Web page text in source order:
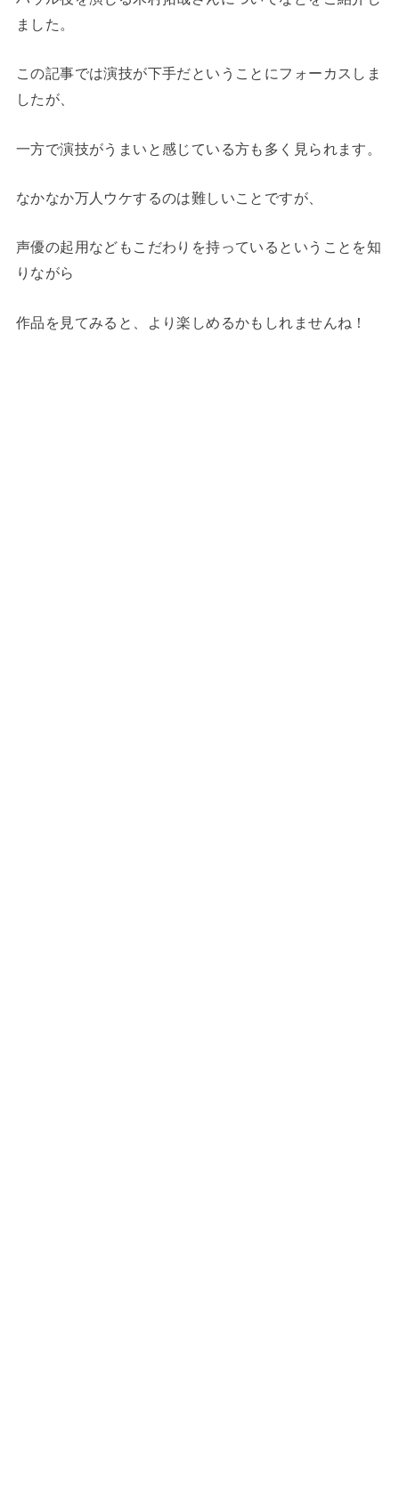
ました。
この記事では演技が下手だということにフォーカスしま
したが、
一方で演技がうまいと感じている方も多く見られます。
なかなか万人ウケするのは難しいことですが、
声優の起用などもこだわりを持っているということを知
りながら
作品を見てみると、より楽しめるかもしれませんね！